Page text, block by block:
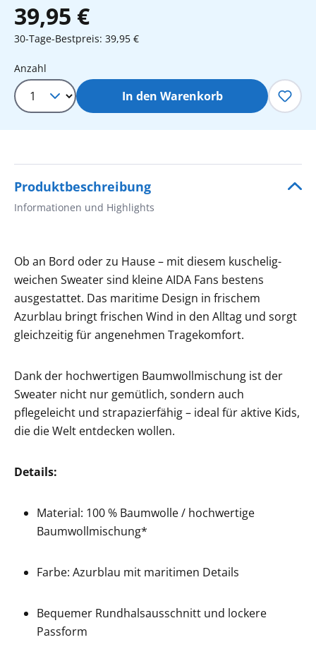
39,95 €
30-Tage-Bestpreis: 39,95 €
Produkt Anzahl: Gib den
Anzahl
In den Warenkorb
Produktbeschreibung
Informationen und Highlights
Ob an Bord oder zu Hause – mit diesem kuschelig-
weichen Sweater sind kleine AIDA Fans bestens
ausgestattet. Das maritime Design in frischem
Azurblau bringt frischen Wind in den Alltag und sorgt
gleichzeitig für angenehmen Tragekomfort.
Dank der hochwertigen Baumwollmischung ist der
Sweater nicht nur gemütlich, sondern auch
pflegeleicht und strapazierfähig – ideal für aktive Kids,
die die Welt entdecken wollen.
Details:
Material: 100 % Baumwolle / hochwertige
Baumwollmischung*
Farbe: Azurblau mit maritimen Details
Bequemer Rundhalsausschnitt und lockere
Passform